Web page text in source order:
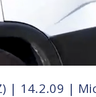
| 14.2.09 |